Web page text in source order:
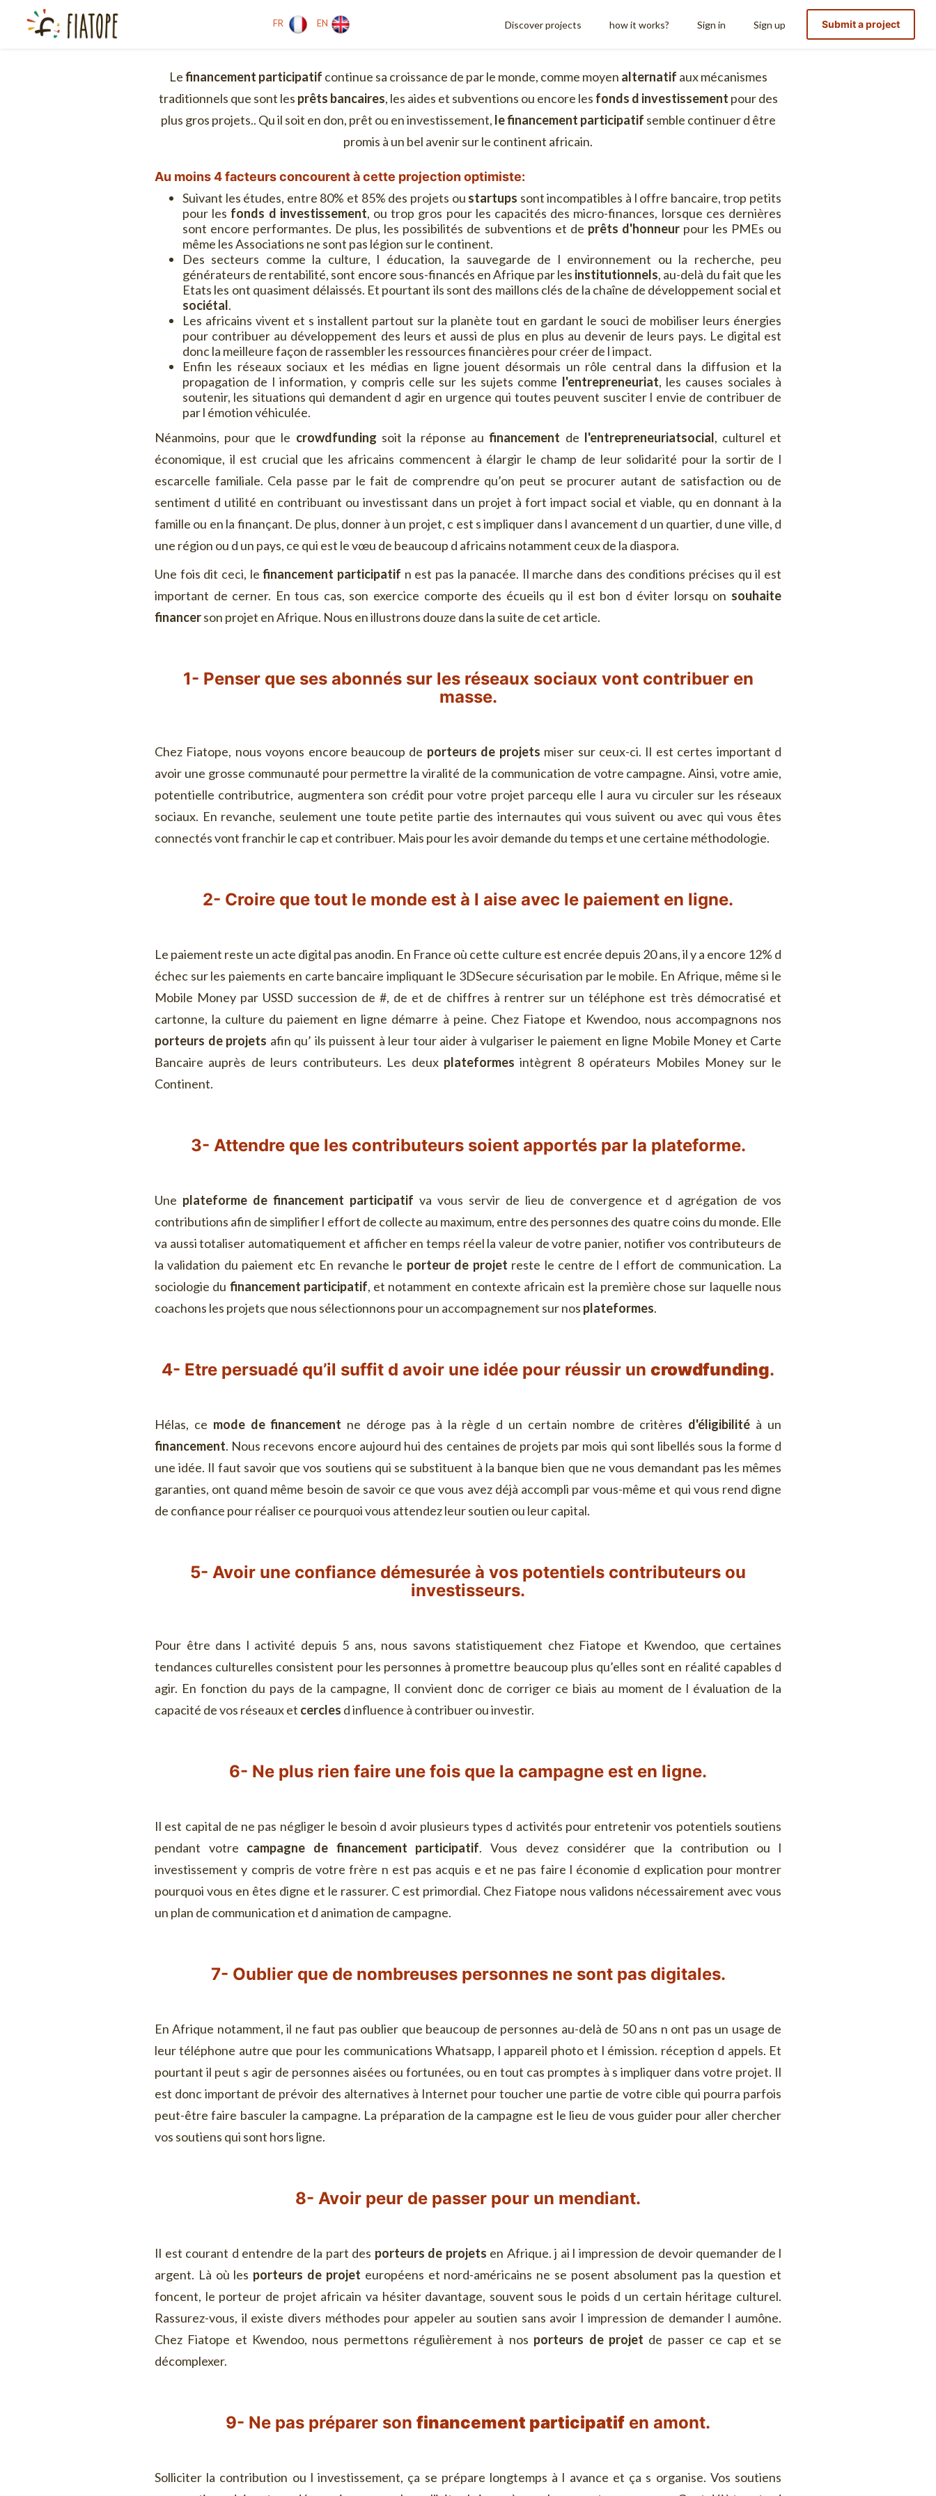
FR EN Discover projects how it works? Sign in Sign up Submit a project
Lefinancement participatif continue sa croissance de par le monde, comme moyen alternatif aux mécanismes
traditionnels que sont les prêts bancaires, les aides et subventions ou encore les fonds d investissement pour des
plus gros projets.. Qu il soit en don, prêt ou en investissement, le financement participatif semble continuer d être
promis à un bel avenir sur le continent africain.
Au moins 4 facteurs concourent à cette projection optimiste:
Suivant les études, entre 80% et 85% des projets ou startups sont incompatibles à l offre bancaire, trop petits
pour les fonds d investissement, ou trop gros pour les capacités des micro-finances, lorsque ces dernières
sont encore performantes. De plus, les possibilités de subventions et de prêts d'honneurpour les PMEs ou
même les Associations ne sont pas légion sur le continent.
Des secteurs comme la culture, l éducation, la sauvegarde de l environnement ou la recherche, peu
générateurs de rentabilité, sont encore sous-financés en Afrique par les institutionnels, au-delà du fait que les
Etats les ont quasiment délaissés. Et pourtant ils sont des maillons clés de la chaîne de développement social et
sociétal.
Les africains vivent et s installent partout sur la planète tout en gardant le souci de mobiliser leurs énergies
pour contribuer au développement des leurs et aussi de plus en plus au devenir de leurs pays. Le digital est
donc la meilleure façon de rassembler les ressources financières pour créer de l impact.
Enfin les réseaux sociaux et les médias en ligne jouent désormais un rôle central dans la diffusion et la
propagation de l information, y compris celle sur les sujets comme l'entrepreneuriat, les causes sociales à
soutenir, les situations qui demandent d agir en urgence qui toutes peuvent susciter l envie de contribuer de
par l émotion véhiculée.
Néanmoins, pour que le crowdfunding soit la réponse aufinancement de l'entrepreneuriatsocial, culturel et
économique, il est crucial que les africains commencent à élargir le champ de leur solidarité pour la sortir de l
escarcelle familiale. Cela passe par le fait de comprendre qu’on peut se procurer autant de satisfaction ou de
sentiment d utilité en contribuant ou investissant dans un projet à fort impact social et viable, qu en donnant à la
famille ou en la finançant. De plus, donner à un projet, c est s impliquer dans l avancement d un quartier, d une ville, d
une région ou d un pays, ce qui est le vœu de beaucoup d africains notamment ceux de la diaspora.
Une fois dit ceci, lefinancement participatif n est pas la panacée. Il marche dans des conditions précises qu il est
important de cerner. En tous cas, son exercice comporte des écueils qu il est bon d éviter lorsqu on souhaite
financerson projet en Afrique. Nous en illustrons douze dans la suite de cet article.
1- Penser que ses abonnés sur les réseaux sociaux vont contribuer en
masse.
Chez Fiatope, nous voyons encore beaucoup de porteurs de projets miser sur ceux-ci. Il est certes important d
avoir une grosse communauté pour permettre la viralité de la communication de votre campagne. Ainsi, votre amie,
potentielle contributrice, augmentera son crédit pour votre projet parcequ elle l aura vu circuler sur les réseaux
sociaux. En revanche, seulement une toute petite partie des internautes qui vous suivent ou avec qui vous êtes
connectés vont franchir le cap et contribuer. Mais pour les avoir demande du temps et une certaine méthodologie.
2- Croire que tout le monde est à l aise avec le paiement en ligne.
Le paiement reste un acte digital pas anodin. En France où cette culture est encrée depuis 20 ans, il y a encore 12% d
échec sur les paiements en carte bancaire impliquant le 3DSecure sécurisation par le mobile. En Afrique, même si le
Mobile Money par USSD succession de #, de et de chiffres à rentrer sur un téléphone est très démocratisé et
cartonne, la culture du paiement en ligne démarre à peine. Chez Fiatope et Kwendoo, nous accompagnons nos
porteurs de projets afin qu’ ils puissent à leur tour aider à vulgariser le paiement en ligne Mobile Money et Carte
Bancaire auprès de leurs contributeurs. Les deux plateformes intègrent 8 opérateurs Mobiles Money sur le
Continent.
3- Attendre que les contributeurs soient apportés par la plateforme.
Une plateforme de financement participatif va vous servir de lieu de convergence et d agrégation de vos
contributions afin de simplifier l effort de collecte au maximum, entre des personnes des quatre coins du monde. Elle
va aussi totaliser automatiquement et afficher en temps réel la valeur de votre panier, notifier vos contributeurs de
la validation du paiement etc En revanche le porteur de projet reste le centre de l effort de communication. La
sociologie du financement participatif, et notamment en contexte africain est la première chose sur laquelle nous
coachons les projets que nous sélectionnons pour un accompagnement sur nos plateformes.
4- Etre persuadé qu’il suffit d avoir une idée pour réussir un crowdfunding.
Hélas, ce mode de financement ne déroge pas à la règle d un certain nombre de critères d'éligibilité à un
financement. Nous recevons encore aujourd hui des centaines de projets par mois qui sont libellés sous la forme d
une idée. Il faut savoir que vos soutiens qui se substituent à la banque bien que ne vous demandant pas les mêmes
garanties, ont quand même besoin de savoir ce que vous avez déjà accompli par vous-même et qui vous rend digne
de confiance pour réaliser ce pourquoi vous attendez leur soutien ou leur capital.
5- Avoir une confiance démesurée à vos potentiels contributeurs ou
investisseurs.
Pour être dans l activité depuis 5 ans, nous savons statistiquement chez Fiatope et Kwendoo, que certaines
tendances culturelles consistent pour les personnes à promettre beaucoup plus qu’elles sont en réalité capables d
agir. En fonction du pays de la campagne, Il convient donc de corriger ce biais au moment de l évaluation de la
capacité de vos réseaux et cercles d influence à contribuer ou investir.
6- Ne plus rien faire une fois que la campagne est en ligne.
Il est capital de ne pas négliger le besoin d avoir plusieurs types d activités pour entretenir vos potentiels soutiens
pendant votre campagne de financement participatif. Vous devez considérer que la contribution ou l
investissement y compris de votre frère n est pas acquis e et ne pas faire l économie d explication pour montrer
pourquoi vous en êtes digne et le rassurer. C est primordial. Chez Fiatope nous validons nécessairement avec vous
un plan de communication et d animation de campagne.
7- Oublier que de nombreuses personnes ne sont pas digitales.
En Afrique notamment, il ne faut pas oublier que beaucoup de personnes au-delà de 50 ans n ont pas un usage de
leur téléphone autre que pour les communications Whatsapp, l appareil photo et l émission. réception d appels. Et
pourtant il peut s agir de personnes aisées ou fortunées, ou en tout cas promptes à s impliquer dans votre projet. Il
est donc important de prévoir des alternatives à Internet pour toucher une partie de votre cible qui pourra parfois
peut-être faire basculer la campagne. La préparation de la campagne est le lieu de vous guider pour aller chercher
vos soutiens qui sont hors ligne.
8- Avoir peur de passer pour un mendiant.
Il est courant d entendre de la part des porteurs de projets en Afrique. j ai l impression de devoir quemander de l
argent. Là où les porteurs de projet européens et nord-américains ne se posent absolument pas la question et
foncent, le porteur de projet africain va hésiter davantage, souvent sous le poids d un certain héritage culturel.
Rassurez-vous, il existe divers méthodes pour appeler au soutien sans avoir l impression de demander l aumône.
Chez Fiatope et Kwendoo, nous permettons régulièrement à nos porteurs de projet de passer ce cap et se
décomplexer.
9- Ne pas préparer son financement participatif en amont.
Solliciter la contribution ou l investissement, ça se prépare longtemps à l avance et ça s organise. Vos soutiens